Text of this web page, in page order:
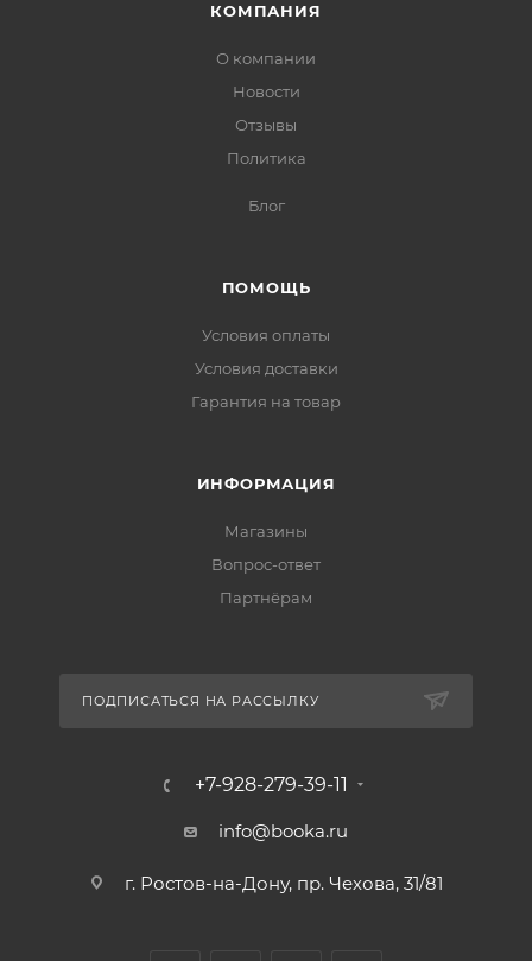
КОМПАНИЯ
О компании
Новости
Отзывы
Политика
Блог
ПОМОЩЬ
Условия оплаты
Условия доставки
Гарантия на товар
ИНФОРМАЦИЯ
Магазины
Вопрос-ответ
Партнёрам
ПОДПИСАТЬСЯ НА РАССЫЛКУ
+7-928-279-39-11
info@booka.ru
г. Ростов-на-Дону, пр. Чехова, 31/81